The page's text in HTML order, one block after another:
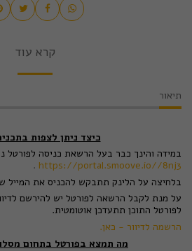
קרא עוד
תיאור
כיצד ניתן לצפות
במידה והינך כבר בעל הרשאת כניסה לפורטל
https://portal.smoove.io//8nj3
.
בלחיצה על הלינק תתבקש להכניס את המייל
על מנת לקבל הרשאה לפורטל יש להירשם
לפורטל התוכן תתעדכן אוטומטית.
הרשמה לדיוור - כאן.
מה תמצא בפורטל בתחום